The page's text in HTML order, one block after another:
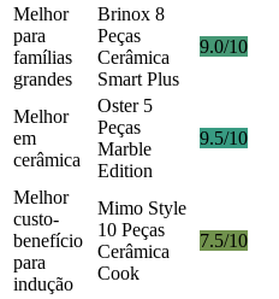
Melhor
para
famílias
grandes
Brinox 8
Peças
Cerâmica
Smart Plus
9.0/10
Melhor
em
cerâmica
Oster 5
Peças
Marble
Edition
9.5/10
Melhor
custo-
benefício
para
indução
Mimo Style
10 Peças
Cerâmica
Cook
7.5/10